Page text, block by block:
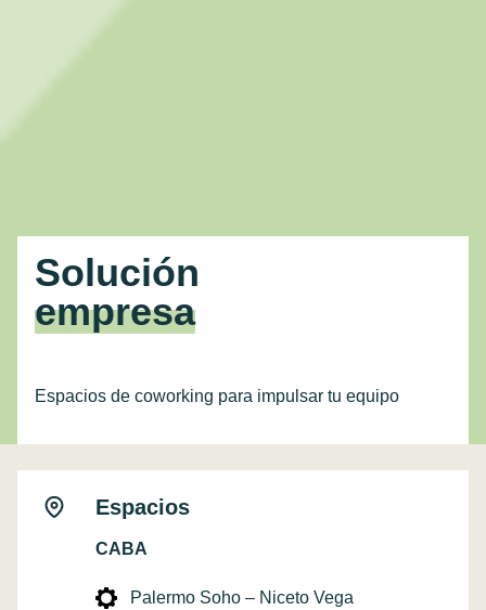
Solución
empresa
Espacios de coworking para impulsar tu equipo
Espacios
CABA
Palermo Soho – Niceto Vega